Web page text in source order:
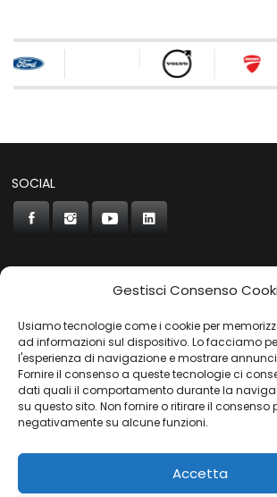
Gestisci Consenso
Usiamo tecnologie come i cookie per
ad informazioni sul dispositivo. Lo facciamo
l'esperienza di navigazione e mostrare
Fornire il consenso a queste tecnologie ci
dati quali il comportamento durante la
su questo sito. Non fornire o ritirare il consenso
negativamente su alcune funzioni.
Accetta
SOCIAL
CONCORDE
AUTOCHIAVARI
Gruppo Carfin SPA |P.IVA:
Via L. Perini 50 - 16152 Genova | © 2025
PRIVACY POLICY|COOKIES POLICY